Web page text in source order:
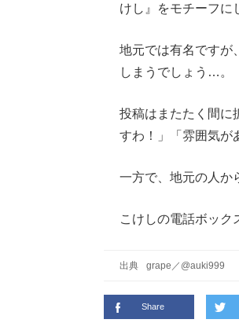
けし』をモチーフに
地元では有名ですが
しまうでしょう…。
投稿はまたたく間に
すわ！」「雰囲気が
一方で、地元の人か
こけしの電話ボック
出典 grape ／ @auki999
Share